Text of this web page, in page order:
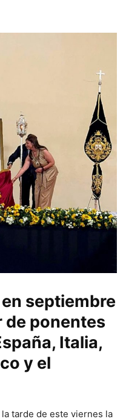
septiembre
de ponentes
Italia,
y el
tarde de este viernes la